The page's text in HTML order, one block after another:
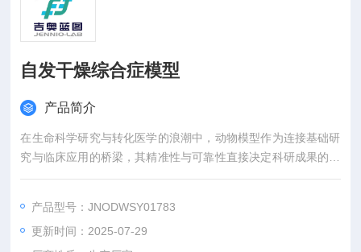
自发干燥综合症模型
产品简介
在生命科学研究与转化医学的浪潮中，动物模型作为连接基础研
究与临床应用的桥梁，其精准性与可靠性直接决定科研成果的价
值。吉奥蓝图（JENNIO-LAB）深耕生物医学领域十余载，凭借
机构、药企及医疗机构提供覆盖动物模型构建、药效评价、数据
分析与成果转化的一站式解决方案，助力客户突破科研瓶颈，加
产品型号：JNODWSY01783
更新时间：2025-07-29